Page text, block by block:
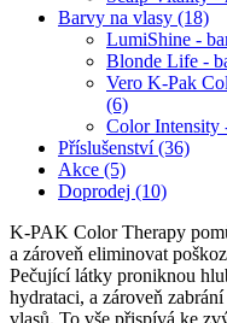
Barvy na vlasy (18)
LumiShine -
Blonde Life -
Vero K-Pak
(6)
Color Intensity
Příslušenství(36)
Akce (5)
Doprodej (10)
K-PAK Color Therapy
a zároveň eliminovat
Pečující látky proniknou
hydrataci, a zároveň
vlasů. To vše přispívá ke